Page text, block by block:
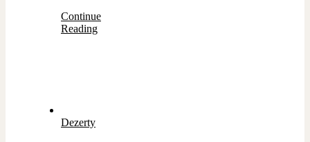
Continue
Reading
Dezerty